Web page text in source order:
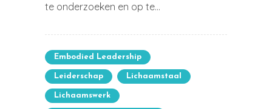
te onderzoeken en op te...
Embodied Leadership
Leiderschap Lichaamstaal
Lichaamswerk